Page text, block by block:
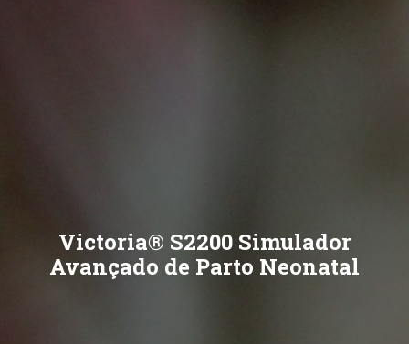
Victoria® S2200 Simulador
Avançado de Parto Neonatal